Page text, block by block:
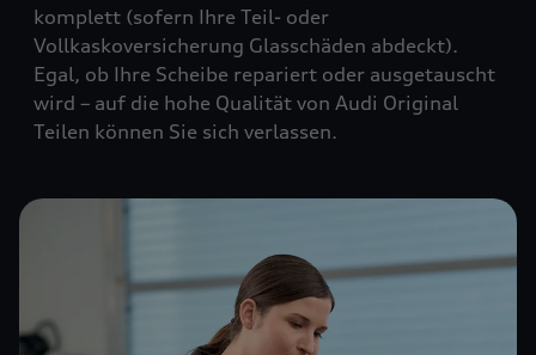
komplett (sofern Ihre Teil- oder
Vollkaskoversicherung Glasschäden abdeckt).
Egal, ob Ihre Scheibe repariert oder ausgetauscht
wird – auf die hohe Qualität von Audi Original
Teilen können Sie sich verlassen.